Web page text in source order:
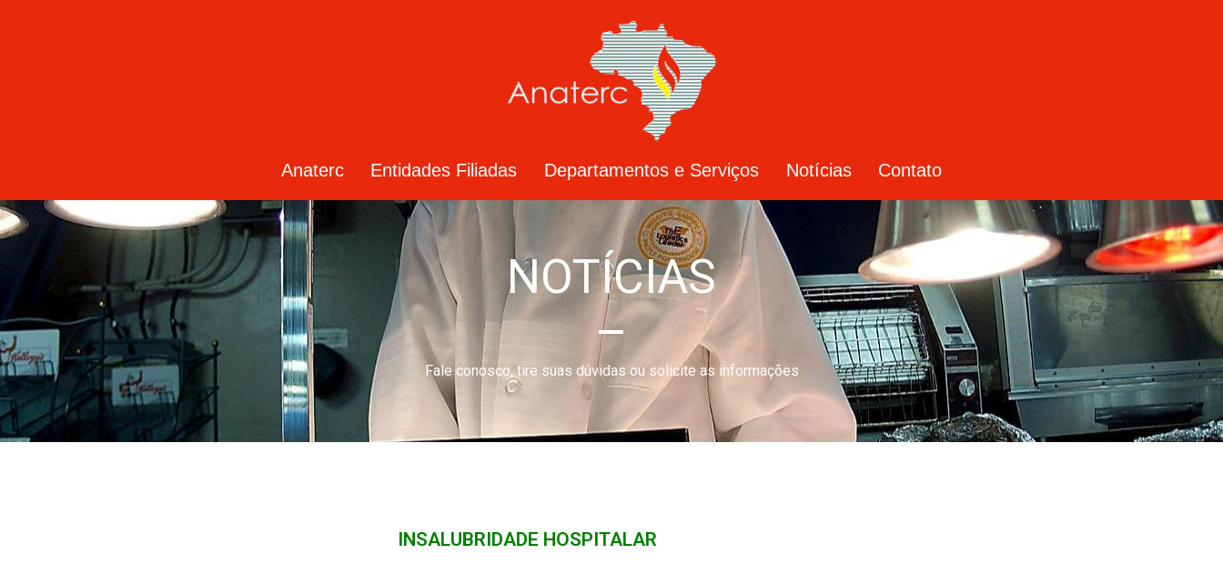
Anaterc Entidades Filiadas Departamentos e Serviços Notícias Contato
NOTÍCIAS
–
Fale conosco, tire suas dúvidas ou solicite as informações
INSALUBRIDADE HOSPITALAR